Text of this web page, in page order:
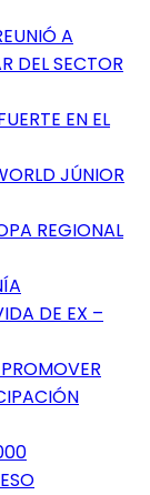
A
DEL SECTOR
EN EL
JÚNIOR
REGIONAL
DE EX –